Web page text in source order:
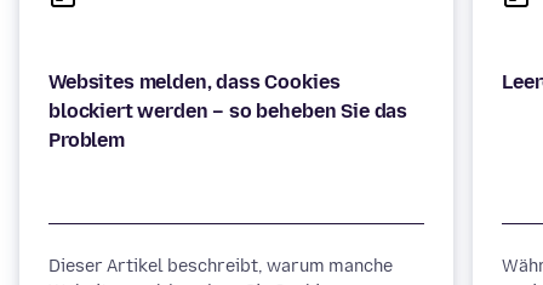
Websites melden, dass Cookies
blockiert werden – so beheben Sie das
Problem
Dieser Artikel beschreibt, warum manche